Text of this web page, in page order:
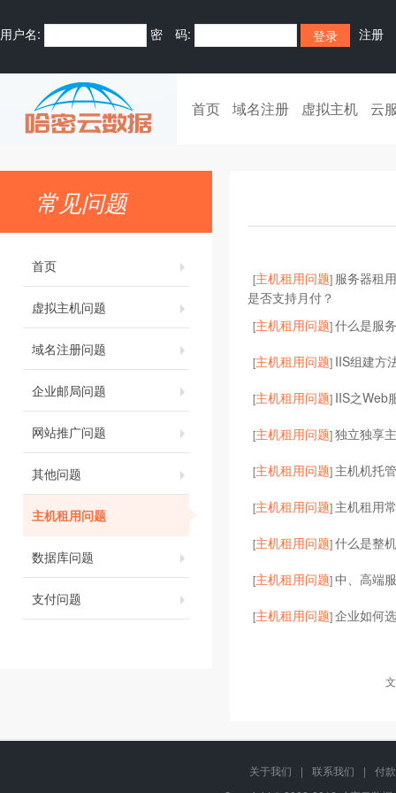
用户名: 密 码: 注册
首页 域名注册 虚拟主机 云
常见问题
首页
虚拟主机问题
域名注册问题
企业邮局问题
网站推广问题
其他问题
主机租用问题
数据库问题
支付问题
[主机租用问题] 服务器租
是否支持月付？
[主机租用问题]什么是服
[主机租用问题] IIS组建方
[主机租用问题] IIS之Web
[主机租用问题]独立独享
[主机租用问题] 主机机托
[主机租用问题] 主机租用
[主机租用问题]什么是整
[主机租用问题]中、高端
[主机租用问题]企业如何
关于我们 | 联系我们 |
付